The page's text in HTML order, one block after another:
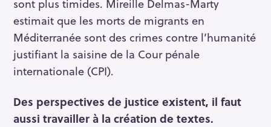
sont plus timides. Mireille Delmas-Marty
estimait que les morts de migrants en
Méditerranée sont des crimes contre l’humanité
justifiant la saisine de la Cour pénale
internationale (CPI).
Des perspectives de justice existent, il faut
aussi travailler à la création de textes.